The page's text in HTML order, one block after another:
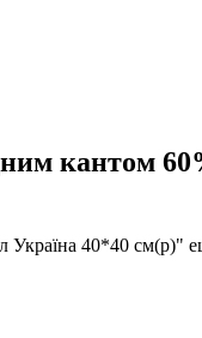
кантом
Україна 40*40 см(р)"